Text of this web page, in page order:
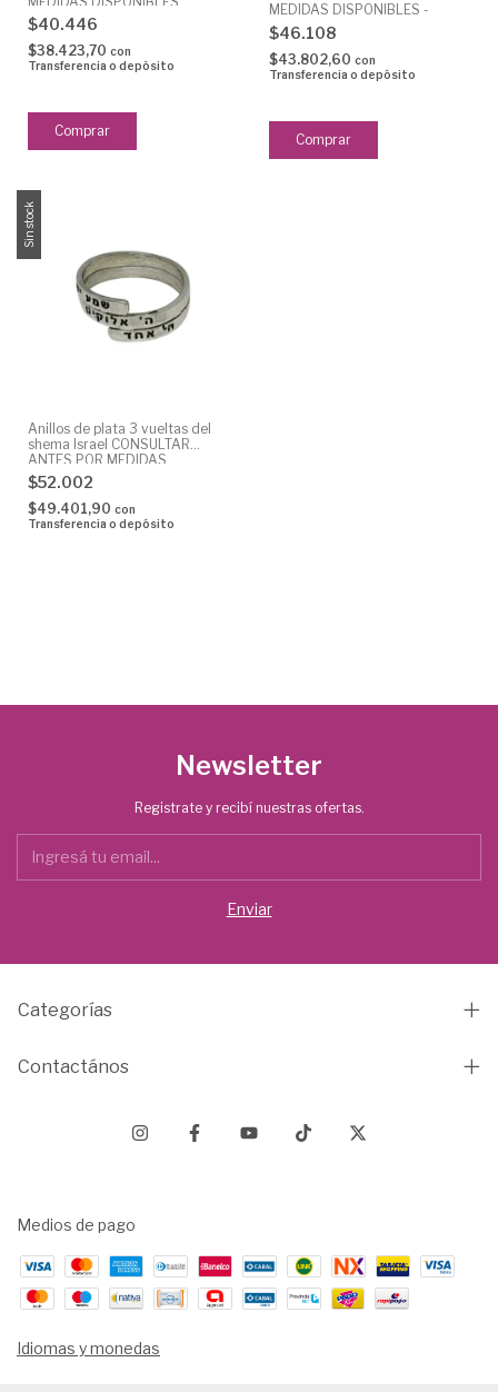
$40.446
$38.423,70 con
Transferencia o depósito
MEDIDAS DISPONIBLES -
$46.108
$43.802,60 con
Transferencia o depósito
Sin stock
Anillos de plata 3 vueltas del
shema Israel CONSULTAR
ANTES POR MEDIDAS
DISPONIBLES
$52.002
$49.401,90 con
Transferencia o depósito
Newsletter
Registrate y recibí nuestras ofertas.
Categorías
Contactános
Medios de pago
Idiomas y monedas